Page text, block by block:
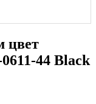
цвет
44 Black